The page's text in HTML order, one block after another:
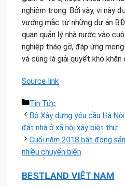
nghiêm trọng. Bởi vậy, vị này
vướng mắc từ những dự án
quan quản lý nhà nước vào
nghiệp tháo gỡ, đáp ứng
và cũng là giải quyết khó khăn
Source link
Danh
mục
Tin Tức
Bộ Xây dựng yêu cầu Hà
đất nhà ở xã hội xây biệt thự
Cuối năm 2018 bất động
nhiều chuyển biến
BESTLAND VIỆT NAM